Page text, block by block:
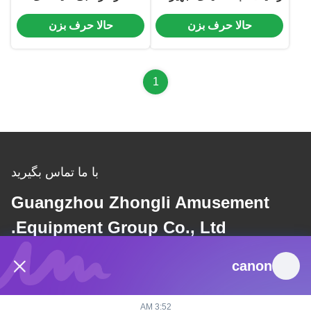
تفریحی در فضای باز
حالا حرف بزن
تجهیزات تفریحی فضای باز
حالا حرف بزن
1
با ما تماس بگیرید
Guangzhou Zhongli Amusement
Equipment Group Co., Ltd.
نامه الکترونیکی
dannie@zhongliyoule.com
canon
3:52 AM